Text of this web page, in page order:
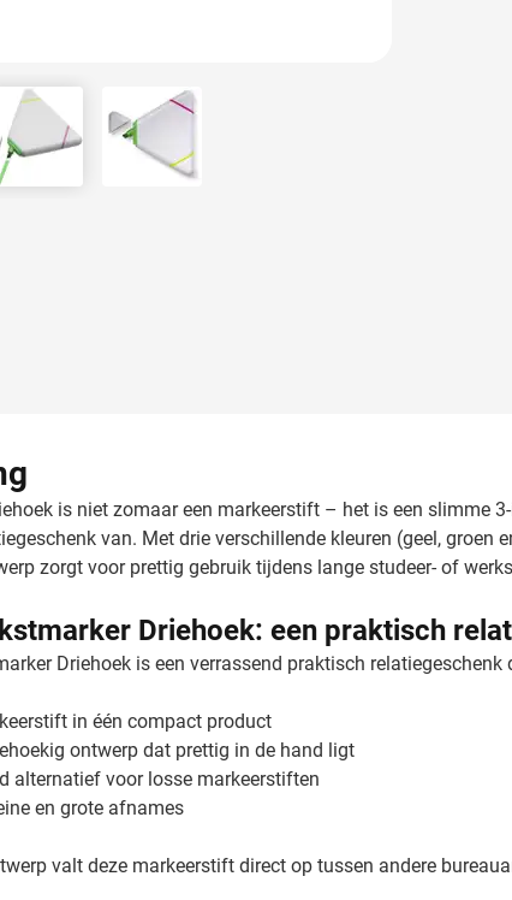
View larger imageView larger image
is niet zomaar een markeerstift – het is een slimme
van. Met drie verschillende kleuren (geel,
zorgt voor prettig gebruik tijdens lange studeer- of
Driehoek: een praktisch
Driehoek is een verrassend praktisch
in één compact product
ontwerp dat prettig in de hand ligt
alternatief voor losse markeerstiften
en grote afnames
valt deze markeerstift direct op tussen andere